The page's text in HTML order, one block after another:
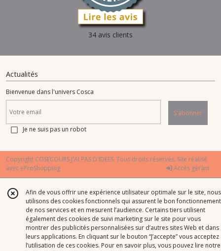
34 avis clients
Actualités
Bienvenue dans l'univers Cosca
S'abonner
Je ne suis pas un robot
Copyright COSECOURS J'AI PAS D'IDEES. Tous droits réservés. Site réalisé
avec eProShopping Accès gérant
Afin de vous offrir une expérience utilisateur optimale sur le site, nous
utilisons des cookies fonctionnels qui assurent le bon fonctionnement
de nos services et en mesurent l’audience. Certains tiers utilisent
également des cookies de suivi marketing sur le site pour vous
montrer des publicités personnalisées sur d’autres sites Web et dans
leurs applications. En cliquant sur le bouton “J’accepte” vous acceptez
l’utilisation de ces cookies. Pour en savoir plus, vous pouvez lire notre